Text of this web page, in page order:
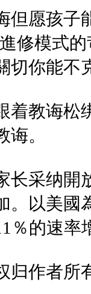
但愿孩子
修模式
切你能不
着教诲松
。
长采纳開
。以美國
％的速率
归作者所